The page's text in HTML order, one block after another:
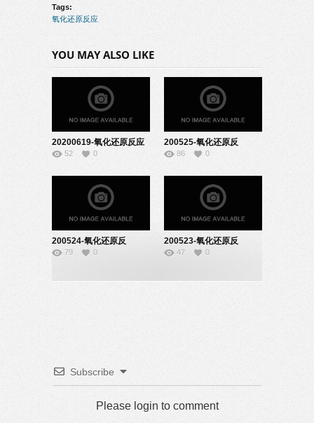
Tags:
氧化还原反应
YOU MAY ALSO LIKE
20200619-氧化还原反应
说课-22170838
52 0
200525-氧化还原反
应-22170838
86 0
200524-氧化还原反
应-08170332
79 0
200523-氧化还原反
应-22170824
47 0
Subscribe
Please login to comment